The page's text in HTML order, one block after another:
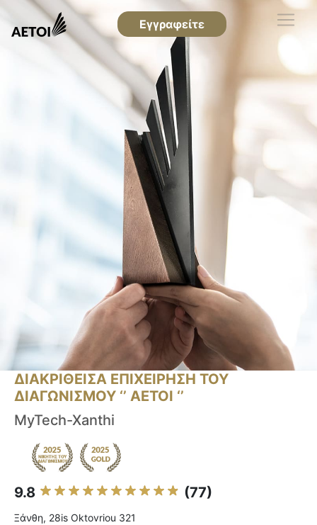
Εγγραφείτε
ΔΙΑΚΡΙΘΕΙΣΑ ΕΠΙΧΕΙΡΗΣΗ ΤΟΥ
ΔΙΑΓΩΝΙΣΜΟΥ ‘’ ΑΕΤΟΙ ‘’
MyTech-Xanthi
9.8 (77)
Ξάνθη, 28is Oktovriou 321